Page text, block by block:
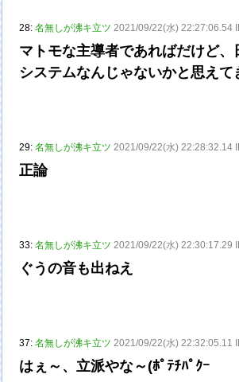
28:名無しが沸キ立ツ 2021/09/22(水) 22:27:06.54
マトモな主導者であればだけど、
システムなんじゃないかと思えて
29:名無しが沸キ立ツ 2021/09/22(水) 22:28:32.14
正論
33:名無しが沸キ立ツ 2021/09/22(水) 22:30:17.29
ぐうの音も出ねえ
37:名無しが沸キ立ツ 2021/09/22(水) 22:32:05.11
はぇ～、立派やな～(ﾎﾟﾃﾁﾊﾟｸｰ